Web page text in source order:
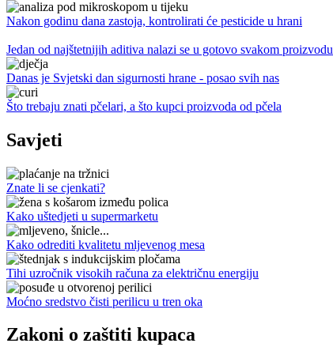
Nakon godinu dana zastoja, kontrolirati će pesticide u hrani
Jedan od najštetnijih aditiva nalazi se u gotovo svakom proizvodu
Danas je Svjetski dan sigurnosti hrane - posao svih nas
Što trebaju znati pčelari, a što kupci proizvoda od pčela
Savjeti
Znate li se cjenkati?
Kako uštedjeti u supermarketu
Kako odrediti kvalitetu mljevenog mesa
Tihi uzročnik visokih računa za električnu energiju
Moćno sredstvo čisti perilicu u tren oka
Zakoni o zaštiti kupaca